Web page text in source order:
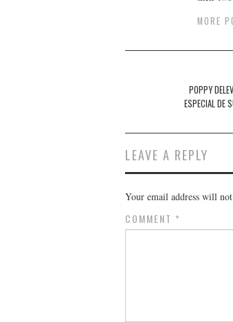
MORE
navigationPOPPY
ESPECIAL DE
LEAVE A REPLY
Your email address will
COMMENT *